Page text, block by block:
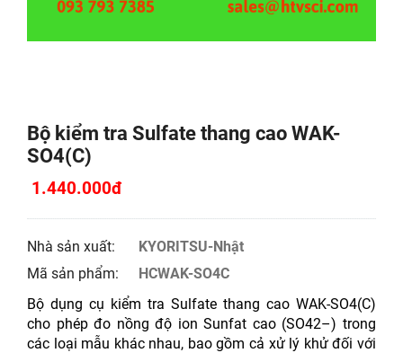
Bộ kiểm tra Sulfate thang cao WAK-
SO4(C)
1.440.000đ
Nhà sản xuất:
KYORITSU-Nhật
Mã sản phẩm:
HCWAK-SO4C
Bộ dụng cụ kiểm tra Sulfate thang cao WAK-SO4(C)
cho phép đo nồng độ ion Sunfat cao (SO42–) trong
các loại mẫu khác nhau, bao gồm cả xử lý khử đối với